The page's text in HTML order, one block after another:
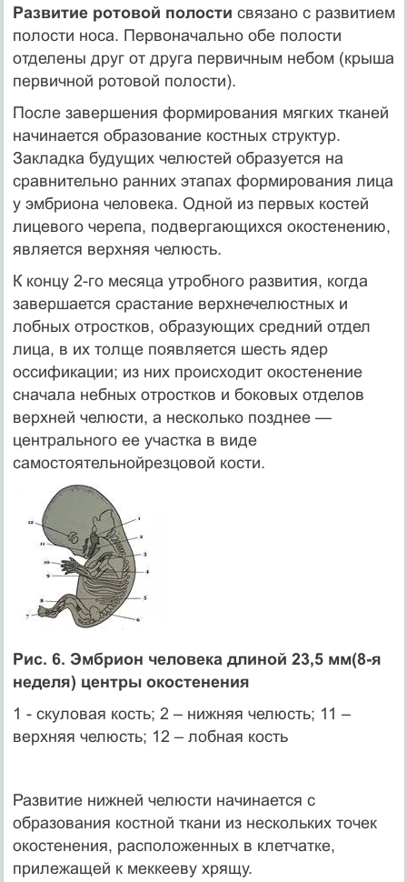
Развитие ротовой полости связано с разви­тием
полости носа. Первоначально обе полости
отделены друг от друга первичным небом (крыша
первичной ротовой полости).
После завершения формирования мягких тканей
начинается образование костных структур.
Закладка будущих челюстей образуется на
сравнительно ранних этапах формирования лица
у эмбриона человека. Одной из первых костей
лицевого черепа, подвергающих­ся окостенению,
является верхняя челюсть.
К концу 2-го месяца утробного развития, когда
заверша­ется срастание верхнечелюстных и
лобных отростков, обра­зующих средний отдел
лица, в их толще появляется шесть ядер
оссификации; из них происходит окостенение
сначала небных отростков и боковых отделов
верхней челюсти, а не­сколько позднее —
центрального ее участка в виде
самостоятельнойрезцовой кости.
Рис. 6. Эмбрион человека длиной 23,5 мм(8-я
неделя) центры окостенения
1 - скуловая кость; 2 – нижняя челюсть; 11 –
верхняя челюсть; 12 – лобная кость
Развитие нижней челюсти начинается с
образования ко­стной ткани из нескольких точек
окостенения, расположенных в клетчатке,
прилежащей к меккееву хрящу.